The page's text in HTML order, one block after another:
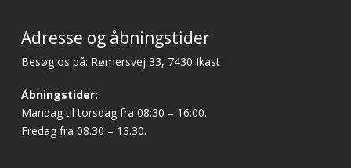
Adresse og åbningstider
Besøg os på: Rømersvej 33, 7430 Ikast
Åbningstider:
Mandag til torsdag fra 08:30 – 16:00.
Fredag fra 08.30 – 13.30.